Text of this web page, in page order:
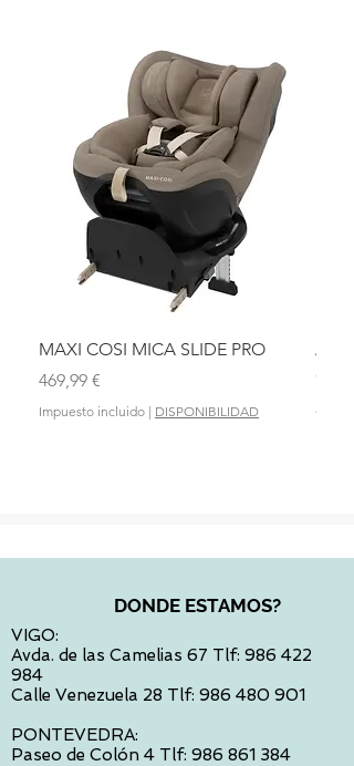
MAXI COSI MICA SLIDE PRO
Precio
469,99 €
Impuesto incluido | DISPONIBILIDAD
DONDE ESTAMOS?
VIGO:
Avda. de las Camelias 67 Tlf: 986 422
984
Calle Venezuela 28 Tlf: 986 480 901
PONTEVEDRA:
Paseo de Colón 4 Tlf: 986 861 384